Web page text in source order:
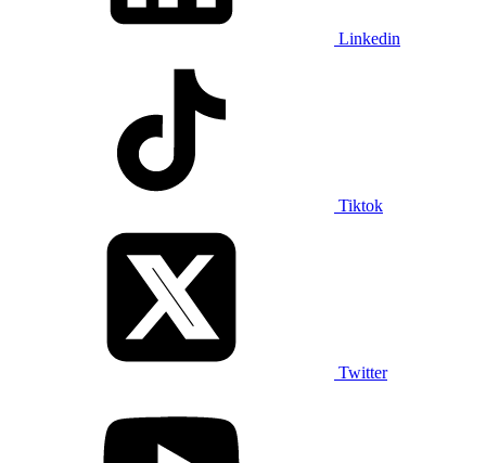
Linkedin
Tiktok
Twitter